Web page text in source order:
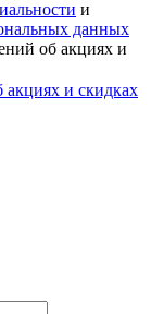
и
данных
об акциях и
и скидках